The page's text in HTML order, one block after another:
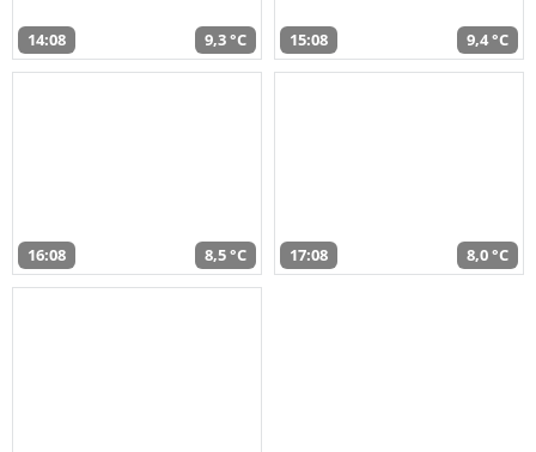
14:08 9,3 °C 15:08 9,4 °C
16:08 8,5 °C 17:08 8,0 °C